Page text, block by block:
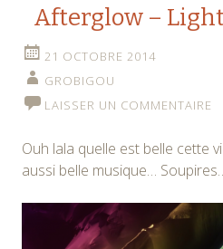
Afterglow –
21 OCTOBRE 2014
GROBIGOU
LAISSER UN COMMENTAIRE
Ouh lala quelle est belle cette
aussi belle musique…